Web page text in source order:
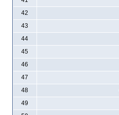
42
43
44
45
46
47
48
49